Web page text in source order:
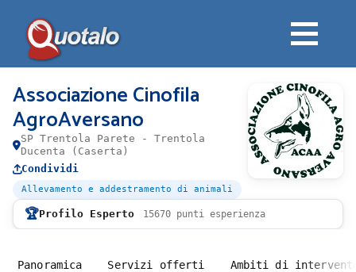
Associazione Cinofila
AgroAversano
SP Trentola Parete - Trentola
Ducenta (Caserta)
Condividi
Allevamento e addestramento di animali
🏆Profilo Esperto 15670 punti esperienza
Panoramica Servizi offerti Ambiti di